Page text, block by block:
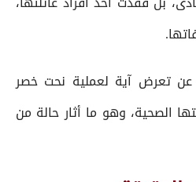
عن تعرض آية لعملية نحت خصر
الصحية، وهو ما أثار حالة من